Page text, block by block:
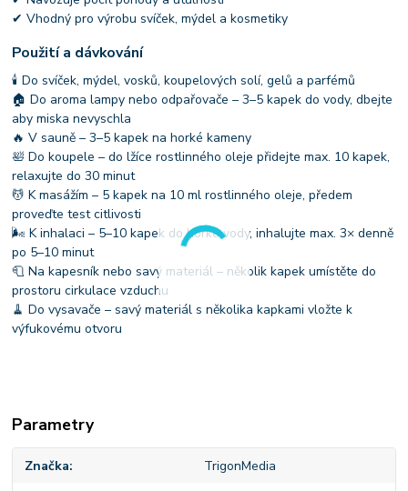
✔ Vhodný pro výrobu svíček, mýdel a kosmetiky
Použití a dávkování
🕯 Do svíček, mýdel, vosků, koupelových solí, gelů a parfémů
🏠 Do aroma lampy nebo odpařovače – 3–5 kapek do vody, dbejte
aby miska nevyschla
🔥 V sauně – 3–5 kapek na horké kameny
🛀 Do koupele – do lžíce rostlinného oleje přidejte max. 10 kapek,
relaxujte do 30 minut
💆 K masážím – 5 kapek na 10 ml rostlinného oleje, předem
proveďte test citlivosti
🌬 K inhalaci – 5–10 kapek do horké vody, inhalujte max. 3× denně
po 5–10 minut
🧻 Na kapesník nebo savý materiál – několik kapek umístěte do
prostoru cirkulace vzduchu
🧹 Do vysavače – savý materiál s několika kapkami vložte k
výfukovému otvoru
Parametry
Značka TrigonMedia